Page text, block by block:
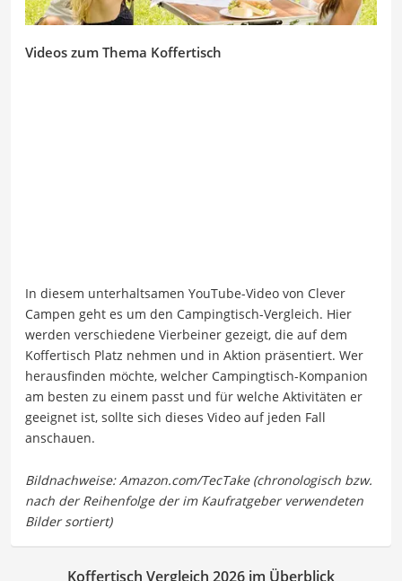
Videos zum Thema Koffertisch
In diesem unterhaltsamen YouTube-Video von Clever
Campen geht es um den Campingtisch-Vergleich. Hier
werden verschiedene Vierbeiner gezeigt, die auf dem
Koffertisch Platz nehmen und in Aktion präsentiert. Wer
herausfinden möchte, welcher Campingtisch-Kompanion
am besten zu einem passt und für welche Aktivitäten er
geeignet ist, sollte sich dieses Video auf jeden Fall
anschauen.
Koffertisch Vergleich 2026 im Überblick